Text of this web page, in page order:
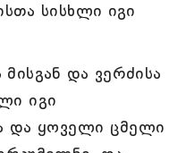
სისხლი იგი
და ვერძისა
იგი
და ყოველი ცმელი